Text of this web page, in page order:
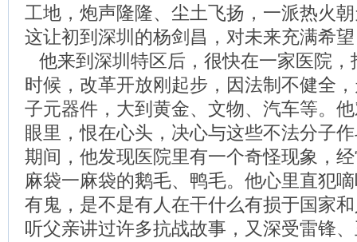
工地，炮声隆隆、尘土飞扬，一派热火
这让初到深圳的杨剑昌，对未来充满希
他来到深圳特区后，很快在一家医院，
时候，改革开放刚起步，因法制不健全
子元器件，大到黄金、文物、汽车等。
眼里，恨在心头，决心与这些不法分子
期间，他发现医院里有一个奇怪现象，
麻袋一麻袋的鹅毛、鸭毛。他心里直犯
有鬼，是不是有人在干什么有损于国家
听父亲讲过许多抗战故事，又深受雷锋